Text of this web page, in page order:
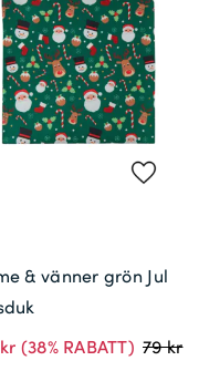
*
& vänner grön Jul
(38% RABATT) 79 kr